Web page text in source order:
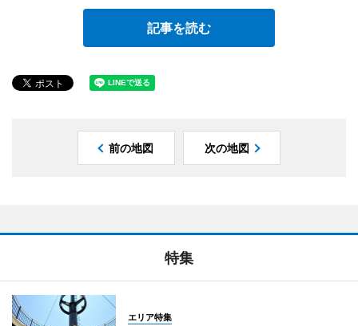
記事を読む
前の地図 次の地図
特集
エリア特集